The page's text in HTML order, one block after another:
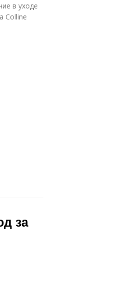
в уходе
Colline
за